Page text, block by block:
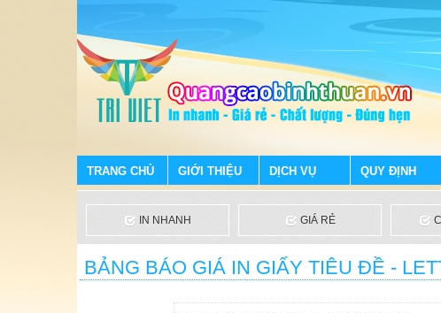
TRANG CHỦ GIỚI THIỆU DỊCH VỤ QUY ĐỊNH
IN NHANH GIÁ RẺ
BẢNG BÁO GIÁ IN GIẤY TIÊU ĐỀ -